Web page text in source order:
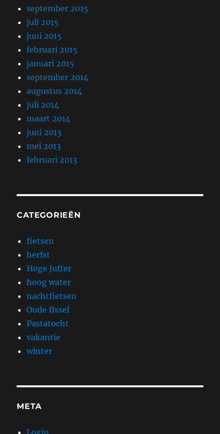
september 2015
juli 2015
juni 2015
februari 2015
januari 2015
september 2014
augustus 2014
juli 2014
maart 2014
juni 2013
mei 2013
februari 2013
CATEGORIEËN
fietsen
herfst
Hoge Juffer
hoog water
nachtfietsen
Oude IJssel
Pastatocht
vakantie
winter
META
Login